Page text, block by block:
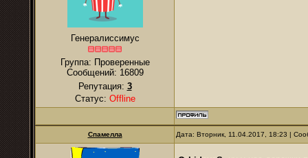
Генералиссимус
Группа: Проверенные
Сообщений: 16809
Репутация: 3
Статус: Offline
Спамелла Дата: Вторник, 11.04.2017, 18:23 |